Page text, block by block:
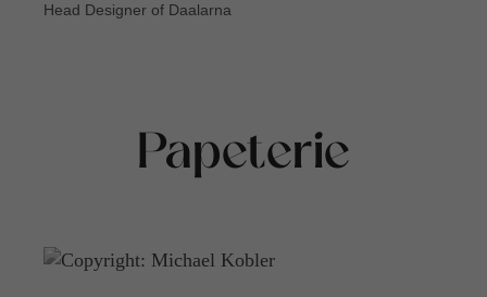
Head Designer of Daalarna
Papeterie